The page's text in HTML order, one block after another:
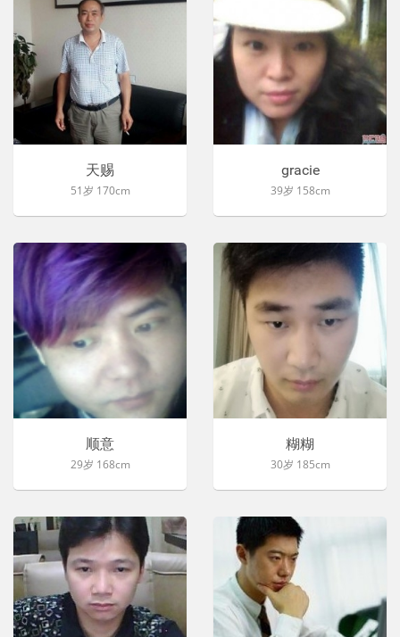
天赐
51岁 170cm
gracie
39岁 158cm
顺意
29岁 168cm
糊糊
30岁 185cm